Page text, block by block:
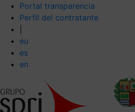
Portal transparencia
Perfil del contratante
eu
es
en